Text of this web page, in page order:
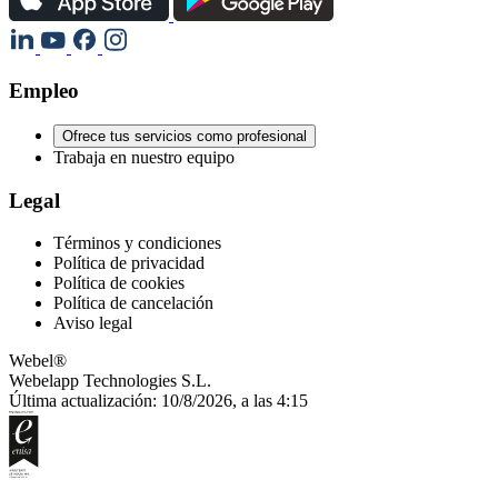
Empleo
Ofrece tus servicios como profesional
Trabaja en nuestro equipo
Legal
Términos y condiciones
Política de privacidad
Política de cookies
Política de cancelación
Aviso legal
Webel®
Webelapp Technologies S.L.
Última actualización: 10/8/2026, a las 4:15